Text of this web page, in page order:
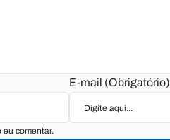
E-mail (Obrigatório)
eu comentar.